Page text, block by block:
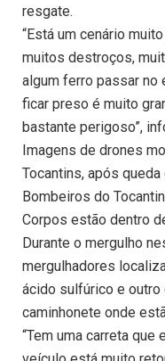
resgate.
“Está um cenário
muitos destroços,
algum ferro passar no
ficar preso é muito
bastante perigoso”,
Imagens de drones
Tocantins, após queda
Bombeiros do
Corpos estão dentro
Durante o mergulho
mergulhadores
ácido sulfúrico e outro
caminhonete onde
“Tem uma carreta